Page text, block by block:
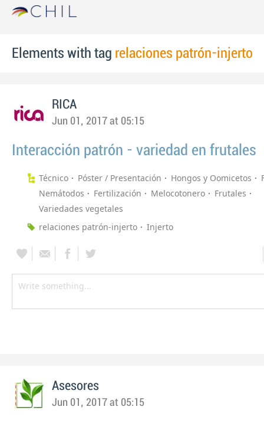
Elements with tag relaciones patrón-injerto
RICA
Jun 01, 2017 at 05:15
Interacción patrón - variedad en frutales
Técnico Póster / Presentación Hongos y Oomicetos
Nemátodos
Fertilización Melocotonero
Frutales
Variedades vegetales
relaciones patrón-injerto
Injerto
Asesores
Jun 01, 2017 at 05:15